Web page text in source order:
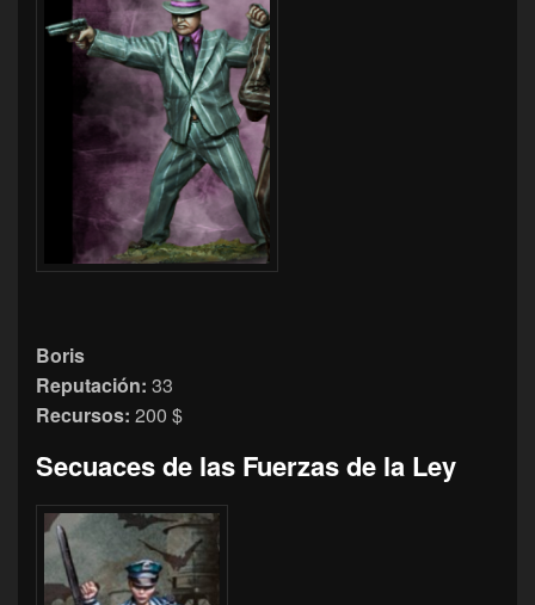
Boris
Reputación: 33
Recursos: 200 $
Secuaces de las Fuerzas de la Ley